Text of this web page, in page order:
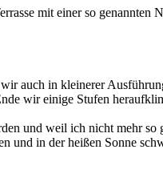
mit einer so genannten
auch in kleinerer
wir einige Stufen
und weil ich nicht mehr
und in der heißen Sonne